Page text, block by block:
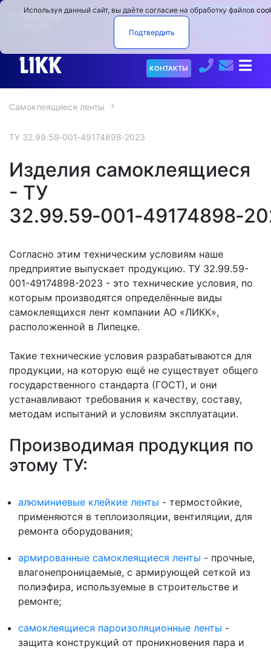
9:00−17:00
ПРОИЗВОДСТВО
САМОКЛЕЯЩИХСЯ
КОНТАКТЫ
Продукция
Услуги
Испытательный
центр
Коронаторы
Новости
Документы
Маркетплейсы
Самоклеящиеся ленты
ТУ 32.99.59‑001‑49174898‑2023
Изделия самоклеящиеся
- ТУ
Согласно этим техническим условиям наше
предприятие выпускает продукцию. ТУ 32.99.59-
001-49174898-2023 - это технические условия, по
которым производятся определённые виды
самоклеящихся лент компании АО «ЛИКК»,
расположенной в Липецке.
Такие технические условия разрабатываются для
продукции, на которую ещё не существует общего
государственного стандарта (ГОСТ), и они
устанавливают требования к качеству, составу,
методам испытаний и условиям эксплуатации.
Производимая продукция по
этому ТУ:
алюминиевые клейкие ленты - термостойкие,
применяются в теплоизоляции, вентиляции, для
ремонта оборудования;
армированные самоклеящиеся ленты - прочные,
влагонепроницаемые, с армирующей сеткой из
полиэфира, используемые в строительстве и
ремонте;
самоклеящиеся пароизоляционные ленты -
защита конструкций от проникновения пара и
Используя данный сайт, вы даёте согласие на обработку файлов
Подтвердить